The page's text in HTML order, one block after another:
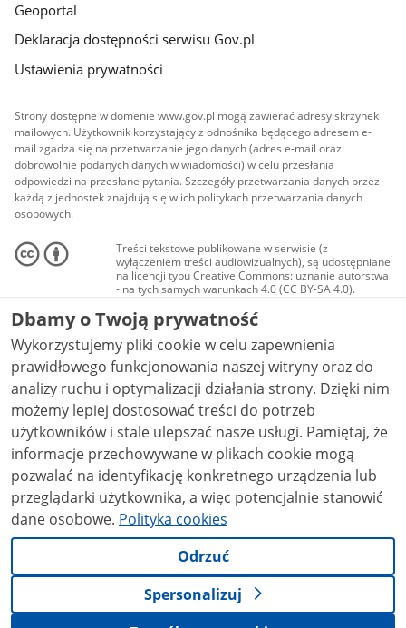
Geoportal
Deklaracja dostępności serwisu Gov.pl
Ustawienia prywatności
Strony dostępne w domenie www.gov.pl mogą zawierać adresy skrzynek
mailowych. Użytkownik korzystający z odnośnika będącego adresem e-
mail zgadza się na przetwarzanie jego danych (adres e-mail oraz
dobrowolnie podanych danych w wiadomości) w celu przesłania
odpowiedzi na przesłane pytania. Szczegóły przetwarzania danych przez
każdą z jednostek znajdują się w ich politykach przetwarzania danych
osobowych.
Treści tekstowe publikowane w serwisie (z
wyłączeniem treści audiowizualnych), są udostępniane
na licencji typu Creative Commons: uznanie autorstwa
- na tych samych warunkach 4.0 (CC BY-SA 4.0).
Materiały audiowizualne, w tym zdjęcia, materiały
audio i wideo, są udostępniane na licencji typu
Creative Commons: uznanie autorstwa użycie
niekomercyjne - bez utworów zależnych 4.0 (CC BY-
NC-ND 4.0), o ile nie jest to stwierdzone inaczej.
Dbamy o Twoją prywatność
Wykorzystujemy pliki cookie w celu zapewnienia
prawidłowego funkcjonowania naszej witryny oraz do
analizy ruchu i optymalizacji działania strony. Dzięki nim
możemy lepiej dostosować treści do potrzeb
użytkowników i stale ulepszać nasze usługi. Pamiętaj, że
informacje przechowywane w plikach cookie mogą
pozwalać na identyfikację konkretnego urządzenia lub
przeglądarki użytkownika, a więc potencjalnie stanowić
dane osobowe. Polityka cookies
Odrzuć
Spersonalizuj